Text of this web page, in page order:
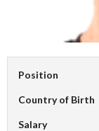
Position
Country of Birth
Salary